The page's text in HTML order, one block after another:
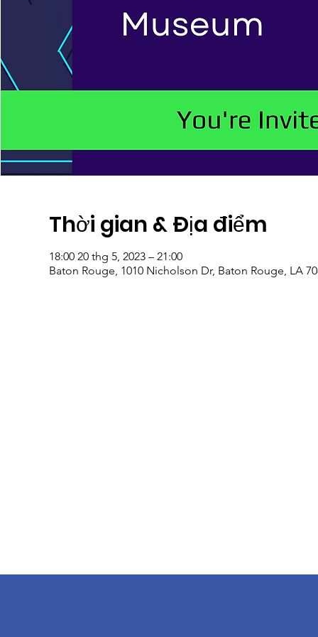
Thời gian & Địa điểm
18:00 20 thg 5, 2023 – 21:00
Baton Rouge, 1010 Nicholson Dr, Baton Rouge, LA